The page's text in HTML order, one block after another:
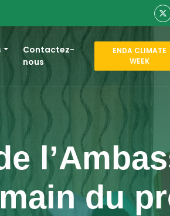
Contactez-
nous
ENDA CLIMATE
WEEK
du